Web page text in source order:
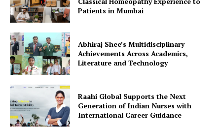
Patients in Mumbai
Abhiraj Shee’s Multidisciplinary
Achievements Across Academics,
Literature and Technology
Raahi Global Supports the Next
Generation of Indian Nurses with
International Career Guidance